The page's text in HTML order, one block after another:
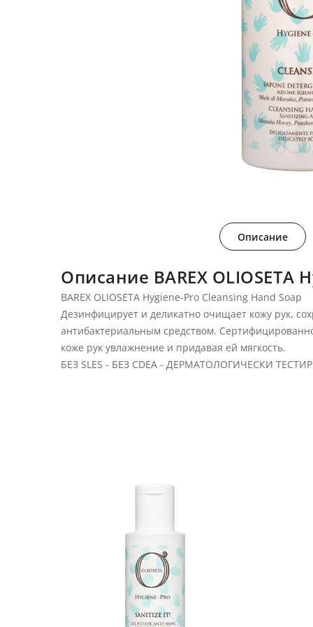
Описание
Описание BAREX
BAREX OLIOSETA Hygiene-Pro Cleansing Hand Soap
Дезинфицирует и деликатно очищает кожу рук,
антибактериальным средством.
коже рук увлажнение и придавая ей мягкость.
БЕЗ SLES - БЕЗ CDEA - ДЕРМАТОЛОГИЧЕСКИ